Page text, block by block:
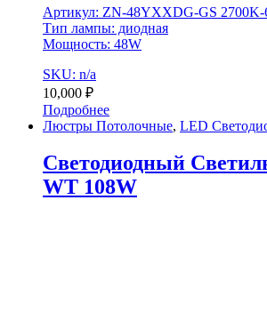
Артикул: ZN-48YXXDG-GS
Тип лампы: диодная
Мощность: 48W
SKU: n/a
10,000 ₽
Подробнее
Люстры Потолочные, LED
Светодиодный
WT 108W